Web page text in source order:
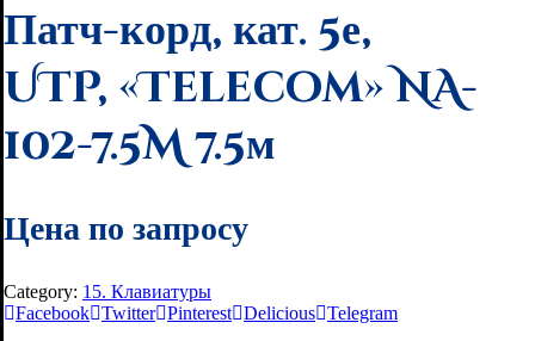
Патч-корд, кат. 5е,
UTP, «Telecom» NA-
102-7.5M 7.5м
Цена по запросу
Category: 15. Клавиатуры
Facebook Twitter Pinterest Delicious Telegram